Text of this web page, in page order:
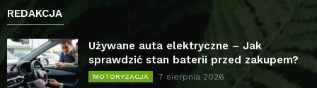
REDAKCJA
Używane auta elektryczne – Jak
sprawdzić stan baterii przed zakupem?
MOTORYZACJA 7 sierpnia 2026